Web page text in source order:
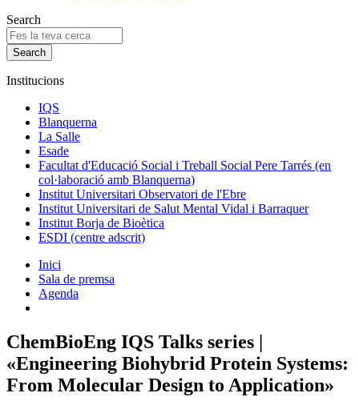
Search
Institucions
IQS
Blanquerna
La Salle
Esade
Facultat d'Educació Social i Treball Social Pere Tarrés (en
col·laboració amb Blanquerna)
Institut Universitari Observatori de l'Ebre
Institut Universitari de Salut Mental Vidal i Barraquer
Institut Borja de Bioètica
ESDI (centre adscrit)
Inici
Sala de premsa
Agenda
ChemBioEng IQS Talks series |
«Engineering Biohybrid Protein Systems:
From Molecular Design to Application»